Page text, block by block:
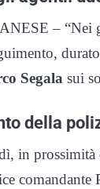
– “Nei
Segala sui
della
in